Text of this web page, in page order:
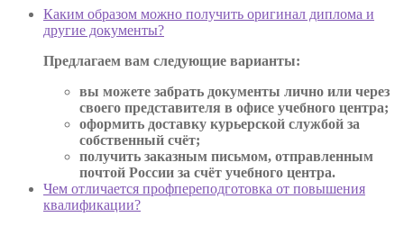
Каким образом можно получить оригинал диплома и
другие документы?
Предлагаем вам следующие варианты:
вы можете забрать документы лично или через
своего представителя в офисе учебного центра;
оформить доставку курьерской службой за
собственный счёт;
получить заказным письмом, отправленным
почтой России за счёт учебного центра.
Чем отличается профпереподготовка от повышения
квалификации?